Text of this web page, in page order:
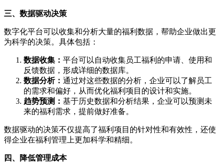
三、数据驱动决策
数字化平台可以收集和分析大量的福利数据，帮助企业做出更
为科学的决策。具体包括：
数据收集： 平台可以自动收集员工福利的申请、使用和
反馈数据，形成详细的数据库。
数据分析： 通过对这些数据的分析，企业可以了解员工
的需求和偏好，从而优化福利项目的设计和实施。
趋势预测： 基于历史数据和分析结果，企业可以预测未
来的福利需求，提前做好准备。
数据驱动的决策不仅提高了福利项目的针对性和有效性，还使
得企业在福利管理上更加科学和精细。
四、降低管理成本